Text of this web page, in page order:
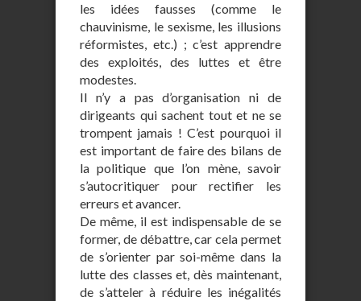
les idées fausses (comme le
chauvinisme, le sexisme, les illusions
réformistes, etc.) ; c’est apprendre
des exploités, des luttes et être
modestes.
Il n’y a pas d’organisation ni de
dirigeants qui sachent tout et ne se
trompent jamais ! C’est pourquoi il
est important de faire des bilans de
la politique que l’on mène, savoir
s’autocritiquer pour rectifier les
erreurs et avancer.
De même, il est indispensable de se
former, de débattre, car cela permet
de s’orienter par soi-même dans la
lutte des classes et, dès maintenant,
de s’atteler à réduire les inégalités